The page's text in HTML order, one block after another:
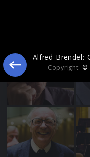
Alfred Brendel:
Copyright: ©